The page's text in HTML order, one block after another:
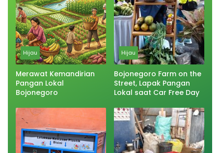
Hijau
Merawat Kemandirian
Pangan Lokal
Bojonegoro
Hijau
Bojonegoro Farm on the
Street, Lapak Pangan
Lokal saat Car Free Day